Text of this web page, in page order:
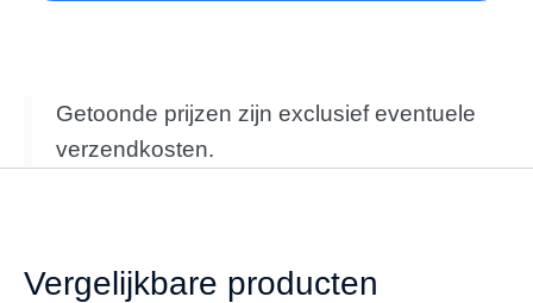
Getoonde prijzen zijn exclusief eventuele
verzendkosten.
Vergelijkbare producten